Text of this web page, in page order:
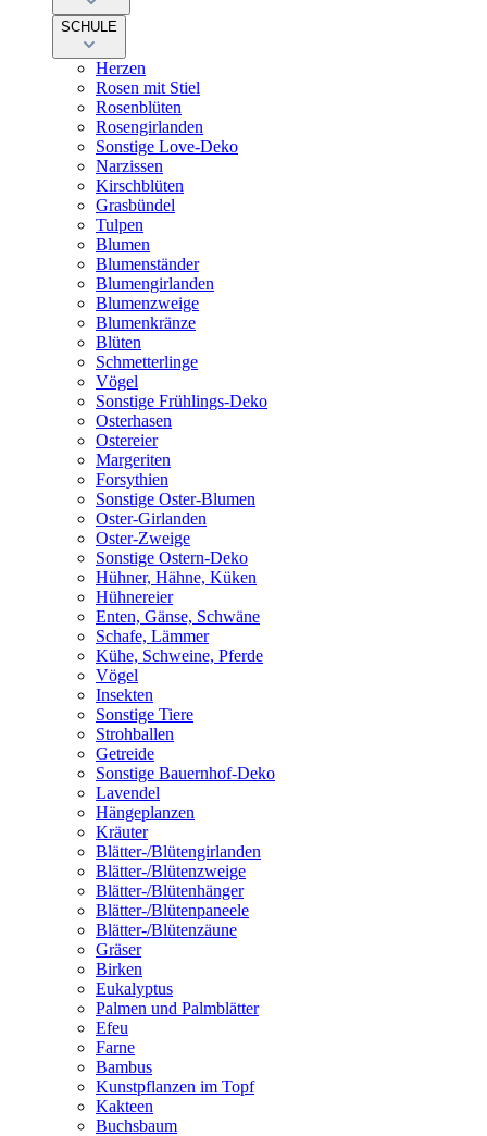
SCHULE
Herzen
Rosen mit Stiel
Rosenblüten
Rosengirlanden
Sonstige Love-Deko
Narzissen
Kirschblüten
Grasbündel
Tulpen
Blumen
Blumenständer
Blumengirlanden
Blumenzweige
Blumenkränze
Blüten
Schmetterlinge
Vögel
Sonstige Frühlings-Deko
Osterhasen
Ostereier
Margeriten
Forsythien
Sonstige Oster-Blumen
Oster-Girlanden
Oster-Zweige
Sonstige Ostern-Deko
Hühner, Hähne, Küken
Hühnereier
Enten, Gänse, Schwäne
Schafe, Lämmer
Kühe, Schweine, Pferde
Vögel
Insekten
Sonstige Tiere
Strohballen
Getreide
Sonstige Bauernhof-Deko
Lavendel
Hängeplanzen
Kräuter
Blätter-/Blütengirlanden
Blätter-/Blütenzweige
Blätter-/Blütenhänger
Blätter-/Blütenpaneele
Blätter-/Blütenzäune
Gräser
Birken
Eukalyptus
Palmen und Palmblätter
Efeu
Farne
Bambus
Kunstpflanzen im Topf
Kakteen
Buchsbaum